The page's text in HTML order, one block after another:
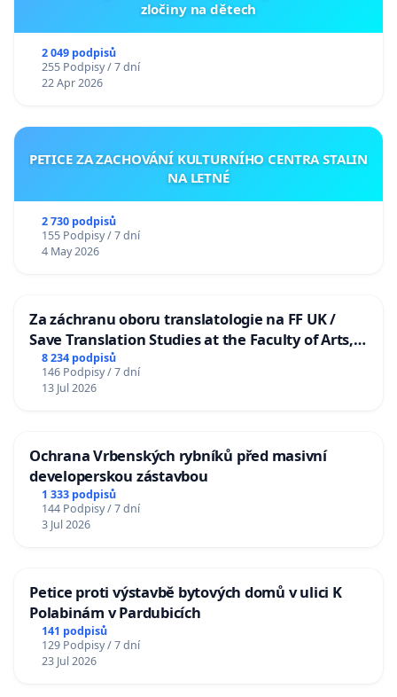
zločiny na dětech
2 049 podpisů
255 Podpisy / 7 dní
22 Apr 2026
PETICE ZA ZACHOVÁNÍ KULTURNÍHO CENTRA STALIN
NA LETNÉ
2 730 podpisů
155 Podpisy / 7 dní
4 May 2026
Za záchranu oboru translatologie na FF UK /
Save Translation Studies at the Faculty of Arts,
Charles University
8 234 podpisů
146 Podpisy / 7 dní
13 Jul 2026
Ochrana Vrbenských rybníků před masivní
developerskou zástavbou
1 333 podpisů
144 Podpisy / 7 dní
3 Jul 2026
Petice proti výstavbě bytových domů v ulici K
Polabinám v Pardubicích
141 podpisů
129 Podpisy / 7 dní
23 Jul 2026